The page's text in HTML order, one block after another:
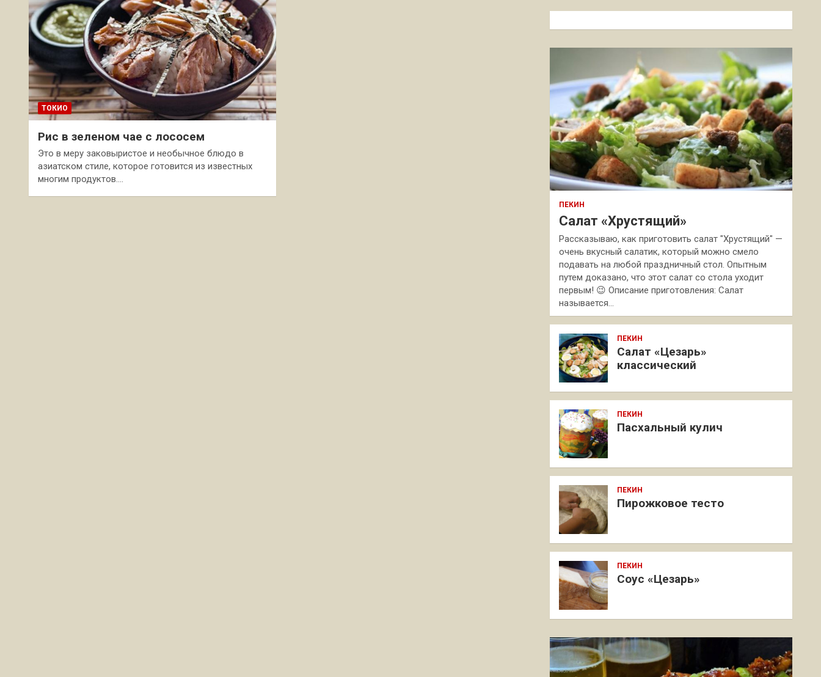
ТОКИО
Рис в зеленом чае с лососем
Это в меру заковыристое и необычное блюдо в
азиатском стиле, которое готовится из известных
многим продуктов.…
к
ПЕКИН
Салат «Хрустящий»
Рассказываю, как приготовить салат "Хрустящий" —
очень вкусный салатик, который можно смело
подавать на любой праздничный стол. Опытным
путем доказано, что этот салат со стола уходит
первым! 😉 Описание приготовления: Салат
называется…
ПЕКИН
Салат «Цезарь»
классический
ПЕКИН
Пасхальный кулич
ПЕКИН
Пирожковое тесто
ПЕКИН
Соус «Цезарь»